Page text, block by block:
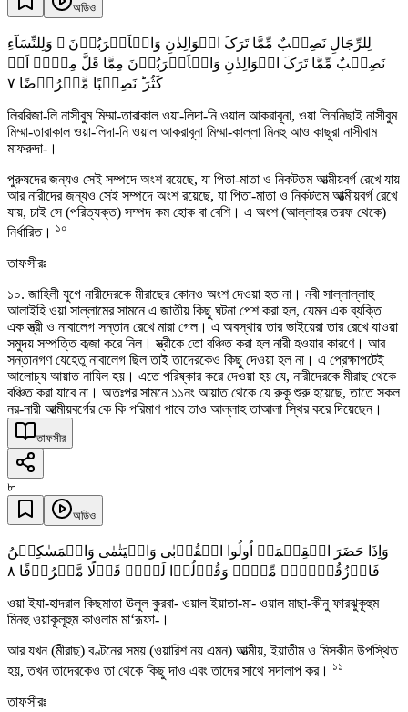
অডিও
لِلرِّجَالِ نَصِیۡبٌ مِّمَّا تَرَکَ الۡوَالِدٰنِ وَالۡاَقۡرَبُوۡنَ ۪ وَلِلنِّسَآءِ
نَصِیۡبٌ مِّمَّا تَرَکَ الۡوَالِدٰنِ وَالۡاَقۡرَبُوۡنَ مِمَّا قَلَّ مِنۡہُ اَوۡ
کَثُرَ ؕ نَصِیۡبًا مَّفۡرُوۡضًا ٧
লিররিজা-লি নাসীবুম মিম্মা-তারাকাল ওয়া-লিদা-নি ওয়াল আকরাবূনা, ওয়া লিননিছাই নাসীবুম
মিম্মা-তারাকাল ওয়া-লিদা-নি ওয়াল আকরাবূনা মিম্মা-কাল্লা মিনহু আও কাছুরা নাসীবাম
মাফরুদা-।
পুরুষদের জন্যও সেই সম্পদে অংশ রয়েছে, যা পিতা-মাতা ও নিকটতম আত্মীয়বর্গ রেখে যায়
আর নারীদের জন্যও সেই সম্পদে অংশ রয়েছে, যা পিতা-মাতা ও নিকটতম আত্মীয়বর্গ রেখে
যায়, চাই সে (পরিত্যক্ত) সম্পদ কম হোক বা বেশি। এ অংশ (আল্লাহর তরফ থেকে)
নির্ধারিত। ১০
তাফসীরঃ
১০. জাহিলী যুগে নারীদেরকে মীরাছের কোনও অংশ দেওয়া হত না। নবী সাল্লাল্লাহু
আলাইহি ওয়া সাল্লামের সামনে এ জাতীয় কিছু ঘটনা পেশ করা হল, যেমন এক ব্যক্তি
এক স্ত্রী ও নাবালেগ সন্তান রেখে মারা গেল। এ অবস্থায় তার ভাইয়েরা তার রেখে যাওয়া
সমুদয় সম্পত্তি কব্জা করে নিল। স্ত্রীকে তো বঞ্চিত করা হল নারী হওয়ার কারণে। আর
সন্তানগণ যেহেতু নাবালেগ ছিল তাই তাদেরকেও কিছু দেওয়া হল না। এ প্রেক্ষাপটেই
আলোচ্য আয়াত নাযিল হয়। এতে পরিষ্কার করে দেওয়া হয় যে, নারীদেরকে মীরাছ থেকে
বঞ্চিত করা যাবে না। অতঃপর সামনে ১১নং আয়াত থেকে যে রুকূ শুরু হয়েছে, তাতে সকল
নর-নারী আত্মীয়বর্গের কে কি পরিমাণ পাবে তাও আল্লাহ তাআলা স্থির করে দিয়েছেন।
তাফসীর
৮
অডিও
وَاِذَا حَضَرَ الۡقِسۡمَۃَ اُولُوا الۡقُرۡبٰی وَالۡیَتٰمٰی وَالۡمَسٰکِیۡنُ
فَارۡزُقُوۡہُمۡ مِّنۡہُ وَقُوۡلُوۡا لَہُمۡ قَوۡلًا مَّعۡرُوۡفًا ٨
ওয়া ইযা-হাদরাল কিছমাতা ঊলুল কুরবা- ওয়াল ইয়াতা-মা- ওয়াল মাছা-কীনু ফারঝুকূহুম
মিনহু ওয়াকূলূহুম কাওলাম মা‘রূফা-।
আর যখন (মীরাছ) বণ্টনের সময় (ওয়ারিশ নয় এমন) আত্মীয়, ইয়াতীম ও মিসকীন উপস্থিত
হয়, তখন তাদেরকেও তা থেকে কিছু দাও এবং তাদের সাথে সদালাপ কর। ১১
তাফসীরঃ